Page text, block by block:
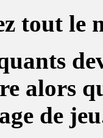
tout le
alors
de